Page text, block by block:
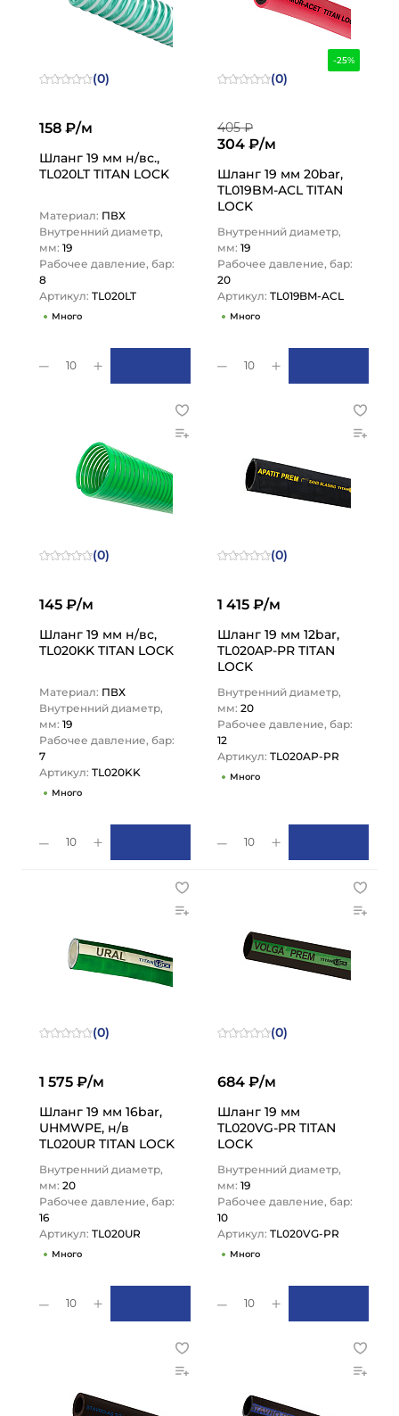
(0)
158 ₽/м
Шланг 19 мм н/вс.,
TL020LT TITAN LOCK
Материал: ПВХ
Внутренний диаметр,
мм: 19
Рабочее давление, бар:
8
Артикул: TL020LT
Много
10
-25%
(0)
405 ₽
304 ₽/м
Шланг 19 мм 20bar,
TL019BM-ACL TITAN
LOCK
Внутренний диаметр,
мм: 19
Рабочее давление, бар:
20
Артикул: TL019BM-ACL
Много
10
(0)
145 ₽/м
Шланг 19 мм н/вс,
TL020KK TITAN LOCK
Материал: ПВХ
Внутренний диаметр,
мм: 19
Рабочее давление, бар:
7
Артикул: TL020KK
Много
10
(0)
1 415 ₽/м
Шланг 19 мм 12bar,
TL020AP-PR TITAN
LOCK
Внутренний диаметр,
мм: 20
Рабочее давление, бар:
12
Артикул: TL020AP-PR
Много
10
(0)
1 575 ₽/м
Шланг 19 мм 16bar,
UHMWPE, н/в
TL020UR TITAN LOCK
Внутренний диаметр,
мм: 20
Рабочее давление, бар:
16
Артикул: TL020UR
Много
10
(0)
684 ₽/м
Шланг 19 мм
TL020VG-PR TITAN
LOCK
Внутренний диаметр,
мм: 19
Рабочее давление, бар:
10
Артикул: TL020VG-PR
Много
10